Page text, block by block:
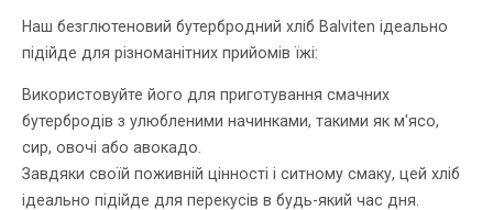
Наш безглютеновий бутербродний хліб Balviten ідеально
підійде для різноманітних прийомів їжі:
Використовуйте його для приготування смачних
бутербродів з улюбленими начинками, такими як м'ясо,
сир, овочі або авокадо.
Завдяки своїй поживній цінності і ситному смаку, цей хліб
ідеально підійде для перекусів в будь-який час дня.